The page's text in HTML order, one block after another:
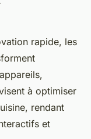
rapide, les
à optimiser
rendant
et